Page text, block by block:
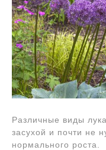
Различные виды
засухой и почти не
нормального роста.